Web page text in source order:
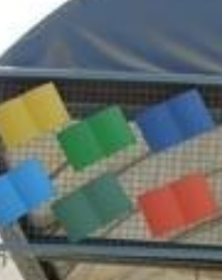
رشد دوباره مو با قدرت شامپو جلبک
اسپیرولینا! تخفیف تا امشب
مشاوره رایگان!